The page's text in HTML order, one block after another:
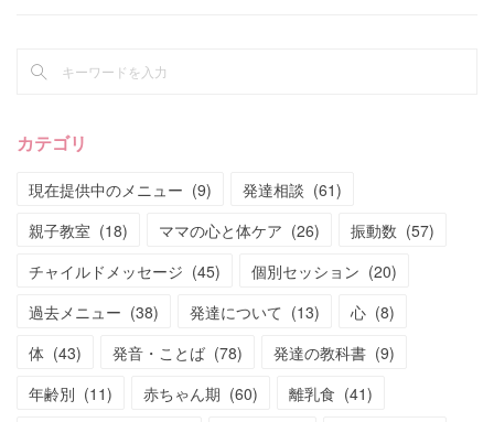
カテゴリ
現在提供中のメニュー (9) 発達相談 (61)
親子教室 (18) ママの心と体ケア (26) 振動数 (57)
チャイルドメッセージ (45) 個別セッション (20)
過去メニュー (38) 発達について (13) 心 (8)
体 (43) 発音・ことば (78) 発達の教科書 (9)
年齢別 (11) 赤ちゃん期 (60) 離乳食 (41)